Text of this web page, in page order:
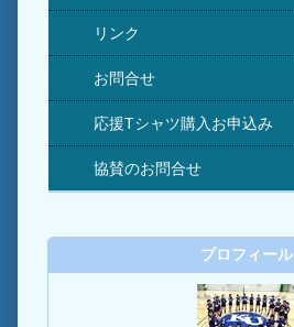
リンク
お問合せ
応援Tシャツ購入お申込み
協賛のお問合せ
プロフィール